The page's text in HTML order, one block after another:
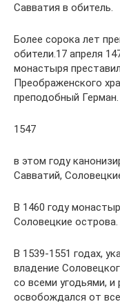
Савватия в обитель.
Более сорока лет
обители.17 апреля
монастыря
Преображенского
преподобный Герман.
1547
в этом году
Савватий,
В 1460 году
Соловецкие острова.
В 1539-1551 годах,
владение
со всеми угодьями,
освобождался от